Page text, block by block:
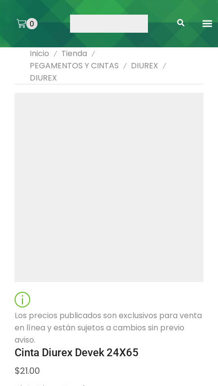
0
Inicio / Tienda /
PEGAMENTOS Y CINTAS / DIUREX /
DIUREX
Los precios publicados son exclusivos para venta
en línea y están sujetos a cambios sin previo
aviso.
Cinta Diurex Devek 24X65
$21.00